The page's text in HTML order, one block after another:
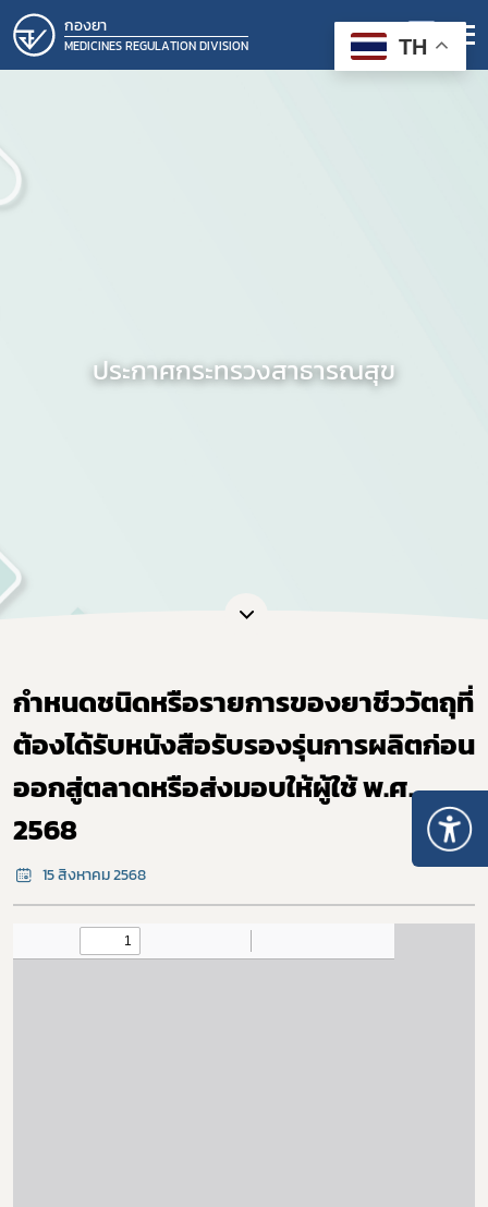
กองยา
MEDICINES REGULATION DIVISION
ประกาศกระทรวงสาธารณสุข
กำหนดชนิดหรือรายการของยาชีววัตถุที่
ต้องได้รับหนังสือรับรองรุ่นการผลิตก่อน
ออกสู่ตลาดหรือส่งมอบให้ผู้ใช้ พ.ศ.
2568
15 สิงหาคม 2568
TH